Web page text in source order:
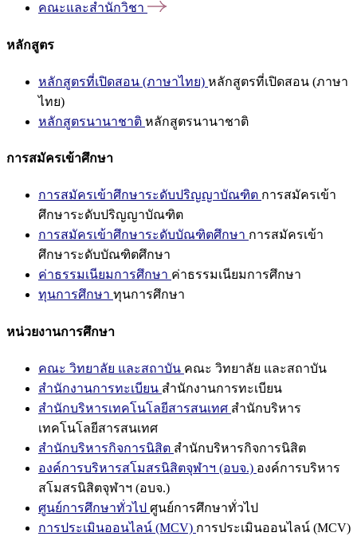
คณะและสำนักวิชา
หลักสูตร
หลักสูตรที่เปิดสอน (ภาษาไทย) หลักสูตรที่เปิดสอน (ภาษา
ไทย)
หลักสูตรนานาชาติ หลักสูตรนานาชาติ
การสมัครเข้าศึกษา
การสมัครเข้าศึกษาระดับปริญญาบัณฑิต การสมัครเข้า
ศึกษาระดับปริญญาบัณฑิต
การสมัครเข้าศึกษาระดับบัณฑิตศึกษา การสมัครเข้า
ศึกษาระดับบัณฑิตศึกษา
ค่าธรรมเนียมการศึกษา ค่าธรรมเนียมการศึกษา
ทุนการศึกษา ทุนการศึกษา
หน่วยงานการศึกษา
คณะ วิทยาลัย และสถาบัน คณะ วิทยาลัย และสถาบัน
สำนักงานการทะเบียน สำนักงานการทะเบียน
สำนักบริหารเทคโนโลยีสารสนเทศ สำนักบริหาร
เทคโนโลยีสารสนเทศ
สำนักบริหารกิจการนิสิต สำนักบริหารกิจการนิสิต
องค์การบริหารสโมสรนิสิตจุฬาฯ (อบจ.) องค์การบริหาร
สโมสรนิสิตจุฬาฯ (อบจ.)
ศูนย์การศึกษาทั่วไป ศูนย์การศึกษาทั่วไป
การประเมินออนไลน์ (MCV) การประเมินออนไลน์ (MCV)